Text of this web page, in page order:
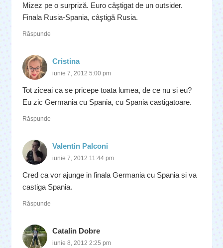
Mizez pe o surpriză. Euro câştigat de un outsider.
Finala Rusia-Spania, câştigă Rusia.
Răspunde
Cristina
iunie 7, 2012 5:00 pm
Tot ziceai ca se pricepe toata lumea, de ce nu si eu?
Eu zic Germania cu Spania, cu Spania castigatoare.
Răspunde
Valentin Palconi
iunie 7, 2012 11:44 pm
Cred ca vor ajunge in finala Germania cu Spania si va
castiga Spania.
Răspunde
Catalin Dobre
iunie 8, 2012 2:25 pm